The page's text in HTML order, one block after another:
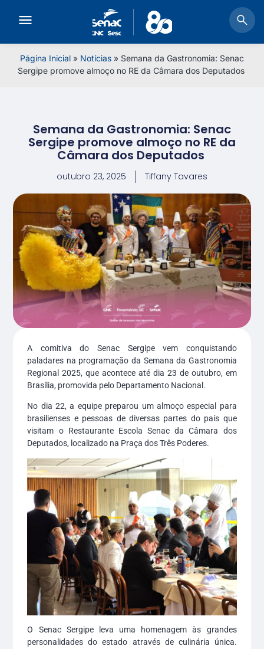
Página Inicial » Notícias » Semana da Gastronomia: Senac
Sergipe promove almoço no RE da Câmara dos Deputados
Semana da Gastronomia: Senac
Sergipe promove almoço no RE da
Câmara dos Deputados
outubro 23, 2025 Tiffany Tavares
A comitiva do Senac Sergipe vem conquistando
paladares na programação da Semana da Gastronomia
Regional 2025, que acontece até dia 23 de outubro, em
Brasília, promovida pelo Departamento Nacional.
No dia 22, a equipe preparou um almoço especial para
brasilienses e pessoas de diversas partes do país que
visitam o Restaurante Escola Senac da Câmara dos
Deputados, localizado na Praça dos Três Poderes.
O Senac Sergipe leva uma homenagem às grandes
personalidades do estado através de culinária única.